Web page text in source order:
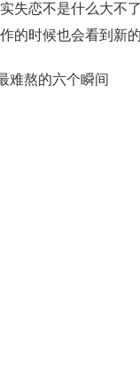
失恋不是什么大不
的时候也会看到新